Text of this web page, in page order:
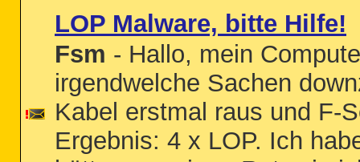
LOP Malware, bitte Hilfe!
Fsm - Hallo, mein
irgendwelche Sachen
Kabel erstmal raus und F-
Ergebnis: 4 x LOP. Ich